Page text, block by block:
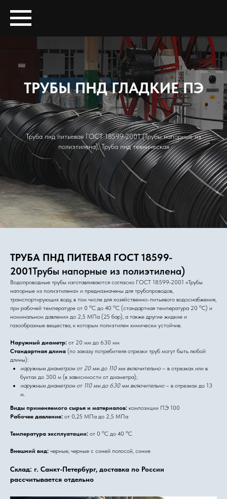
ТРУБЫ ПНД ГЛАДКИЕ ПЭ
Труба пнд питьевая ГОСТ 18599-2001 (Трубы напорные из
полиэтилена), Труба пнд техническая
ТРУБА ПНД ПИТЕВАЯ ГОСТ 18599-
2001Трубы напорные из полиэтилена)
Водопроводные трубы изготавливаются согласно ГОСТ 18599-2001 «Трубы
напорные из полиэтилена» и предназначены для трубопроводов,
транспортирующих воду, в том числе для хозяйственно-питьевого водоснабжения,
при рабочей температуре от 0 oС до 40 oС (стандартная температура 20 oС) и
номинальном давлении до 2,5 МПа (25 бар), а также другие жидкие и
газообразные вещества, к которым полиэтилен химически устойчив.
Наружный диаметр: от 20 мм до 630 мм
Стандартная длина (по заказу потребителя отрезки труб могут быть любой
длины):
наружным диаметром от 20 мм до 110 мм включительно– в отрезках или в
бухтах до 300 м (в зависимости от диаметра);
наружным диаметром от 110 мм до 630 мм включительно– в отрезках до 13
м.
Виды применяемого сырья и материалов: композиции ПЭ 100
Рабочее давление: от 0,25 МПа до 2,5 МПа
Температура эксплуатации: от 0 оС до 40 оС
Внешний вид: черные, черные с синей полосой, синие
Склад: г. Санкт-Петербург, доставка по России
рассчитывается отдельно